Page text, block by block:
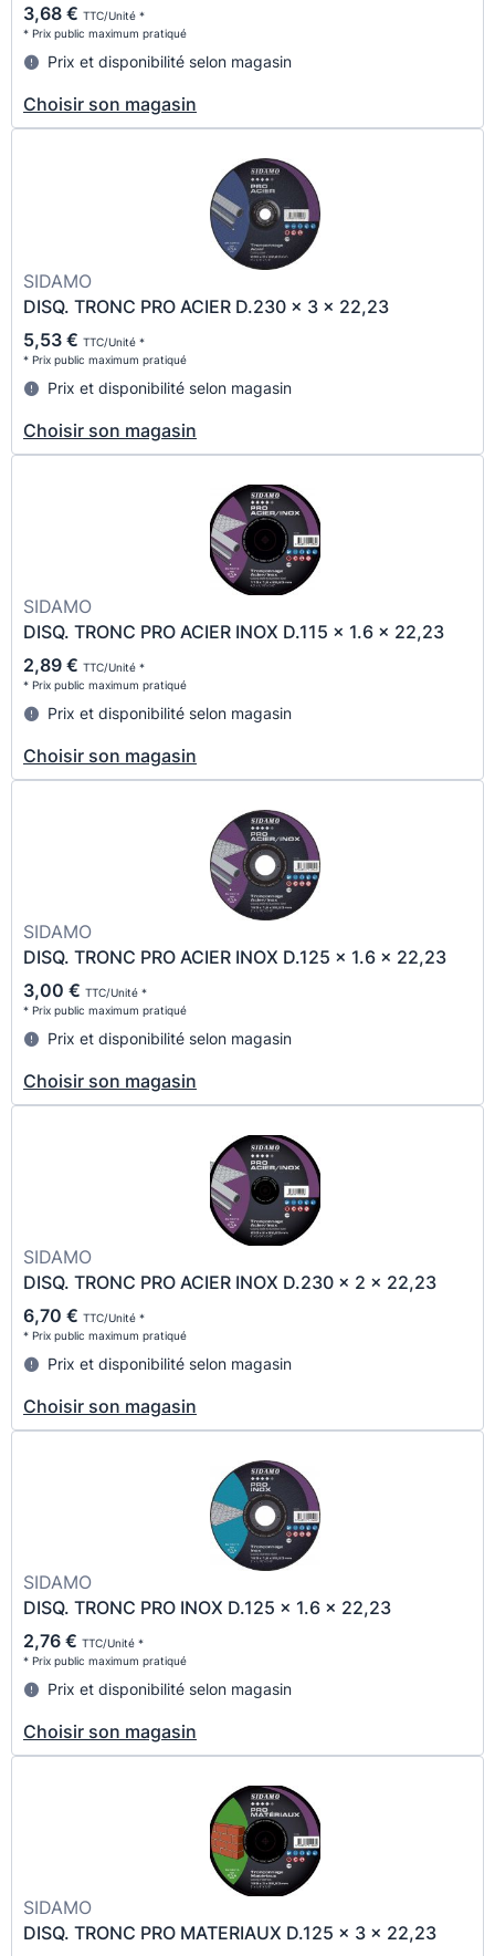
3,68 € TTC/Unité *
* Prix public maximum pratiqué
Prix et disponibilité selon magasin
Choisir son magasin
SIDAMO
DISQ. TRONC PRO ACIER D.230 x 3 x 22,23
5,53 € TTC/Unité *
* Prix public maximum pratiqué
Prix et disponibilité selon magasin
Choisir son magasin
SIDAMO
DISQ. TRONC PRO ACIER INOX D.115 x 1.6 x 22,23
2,89 € TTC/Unité *
* Prix public maximum pratiqué
Prix et disponibilité selon magasin
Choisir son magasin
SIDAMO
DISQ. TRONC PRO ACIER INOX D.125 x 1.6 x 22,23
3,00 € TTC/Unité *
* Prix public maximum pratiqué
Prix et disponibilité selon magasin
Choisir son magasin
SIDAMO
DISQ. TRONC PRO ACIER INOX D.230 x 2 x 22,23
6,70 € TTC/Unité *
* Prix public maximum pratiqué
Prix et disponibilité selon magasin
Choisir son magasin
SIDAMO
DISQ. TRONC PRO INOX D.125 x 1.6 x 22,23
2,76 € TTC/Unité *
* Prix public maximum pratiqué
Prix et disponibilité selon magasin
Choisir son magasin
SIDAMO
DISQ. TRONC PRO MATERIAUX D.125 x 3 x 22,23